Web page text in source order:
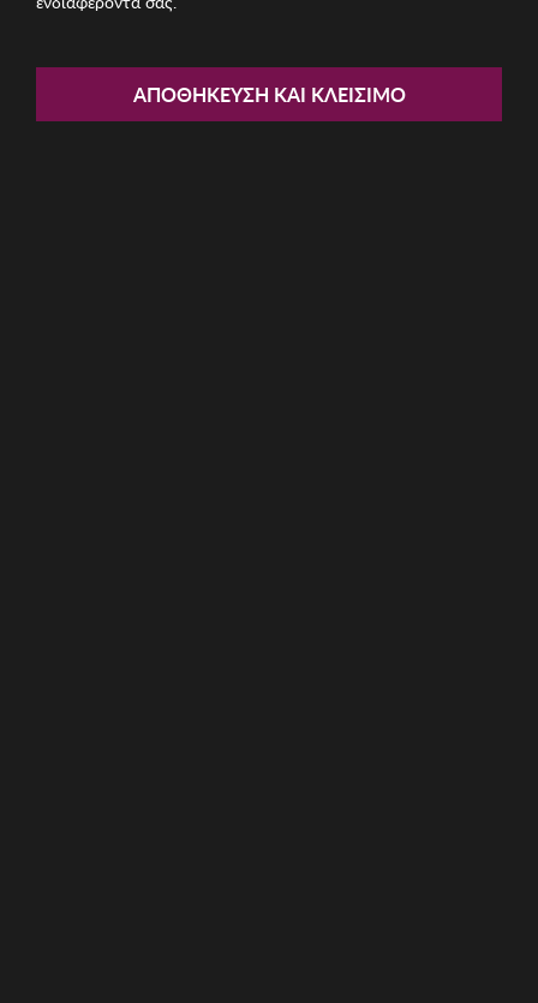
Ανδρικά Γυαλιά Ηλίου Winona
ΑΠΟΘΉΚΕΥΣΗ ΚΑΙ ΚΛΕΊΣΙΜΟ